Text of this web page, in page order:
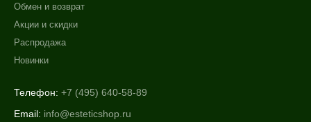
Обмен и возврат
Акции и скидки
Распродажа
Новинки
Телефон: +7 (495) 640-58-89
Email: info@esteticshop.ru